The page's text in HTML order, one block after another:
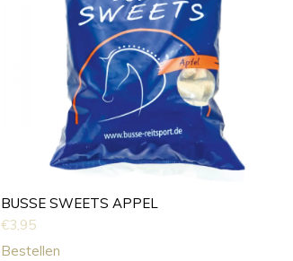
BUSSE SWEETS APPEL
€3,95
Bestellen